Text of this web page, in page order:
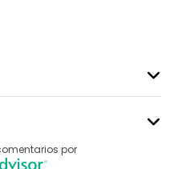
por